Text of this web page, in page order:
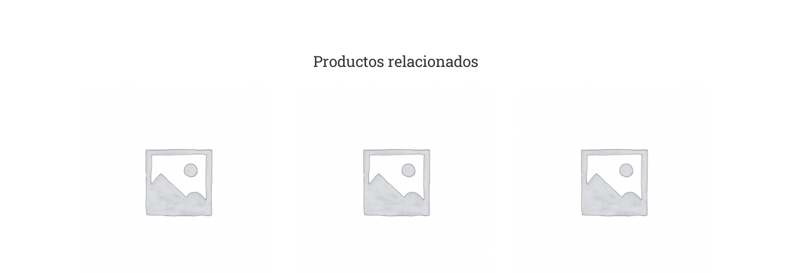
Productos relacionados